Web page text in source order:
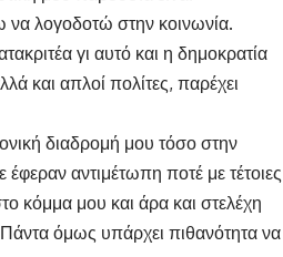
να λογοδοτώ στην κοινωνία.
γι αυτό και η δημοκρατία
και απλοί πολίτες, παρέχει
διαδρομή μου τόσο στην
αντιμέτωπη ποτέ με τέτοιες
κόμμα μου και άρα και στελέχη
όμως υπάρχει πιθανότητα να